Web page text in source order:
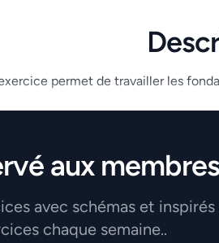
permet de travailler les
aux
avec schémas et
chaque semaine..